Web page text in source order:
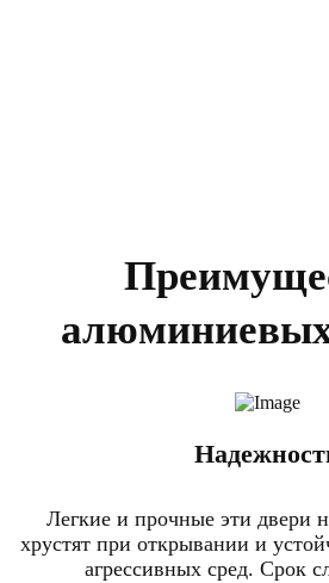
Легкие и прочные эти двери
хрустят при открывании и
агрессивных сред. Срок